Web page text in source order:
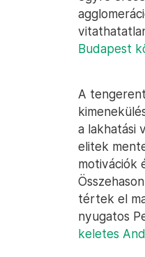
Budapest
A
a lakhatási
elitek
motivációk
tértek el
nyugatos
keletes